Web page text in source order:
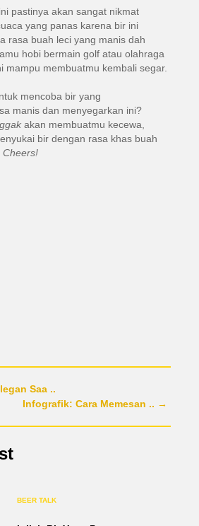
pastinya akan sangat nikmat
yang panas karena bir ini
rasa buah leci yang manis dah
hobi bermain golf atau olahraga
mampu membuatmu kembali segar.
mencoba bir yang
manis dan menyegarkan ini?
akan membuatmu kecewa,
bir dengan rasa khas buah
Cheers!
Saa ..
Infografik: Cara Memesan .. →
BEER TALK